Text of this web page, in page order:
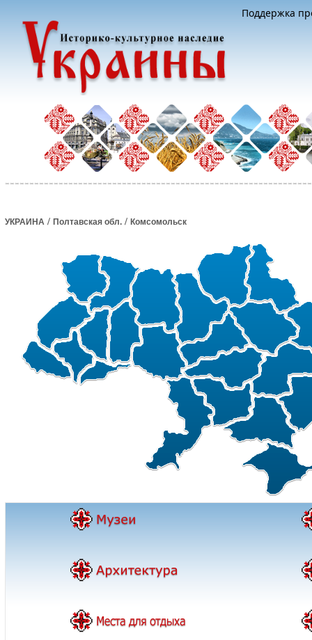
Поддержка
УКРАИНА / Полтавская обл. / Комсомольск